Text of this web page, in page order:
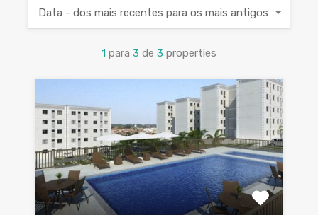
1 para 3 de 3 properties
Data - dos mais recentes para os mais antigos